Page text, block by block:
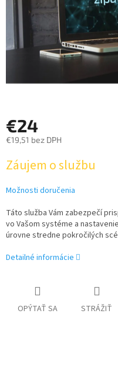
€24
€19,51 bez DPH
cena:
Záujem o službu
Možnosti doručenia
Táto služba Vám zabezpečí
vo Vašom systéme a
úrovne stredne pokročilých
Detailné informácie
OPÝTAŤ SA STRÁŽIŤ